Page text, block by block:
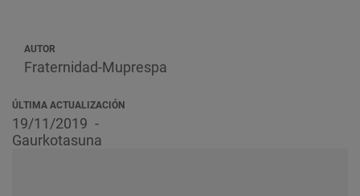
AUTOR
Fraternidad-Muprespa
ÚLTIMA ACTUALIZACIÓN
19/11/2019
Gaurkotasuna